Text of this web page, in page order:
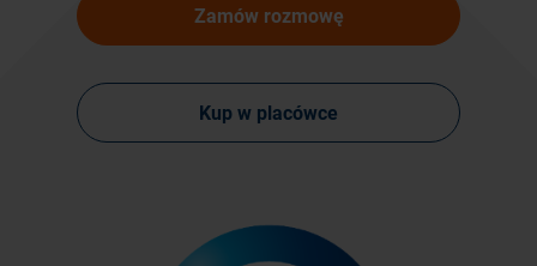
Zamów rozmowę
Kup w placówce